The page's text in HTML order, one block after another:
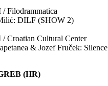
/ Filodrammatica
DILF (SHOW 2)
/ Croatian Cultural Center
& Jozef Fruček: Silence
(HR)